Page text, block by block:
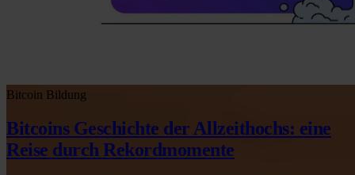
Bitcoin Bildung
Bitcoins Geschichte der Allzeithochs: eine
Reise durch Rekordmomente